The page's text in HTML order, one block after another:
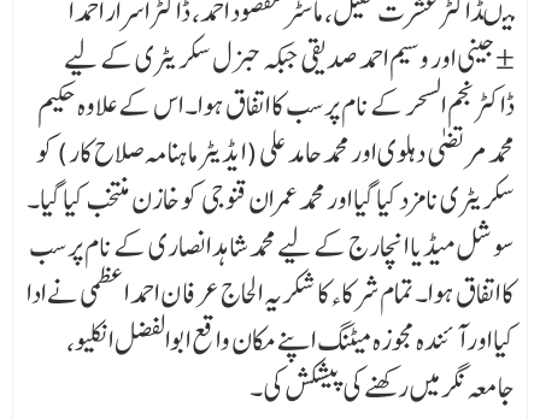
میںڈاکٹر عشرت کفیل، ماسٹر مقصود احمد، ڈاکٹر اسرار احمد ا
±جینی اور وسیم احمد صدیقی جبکہ جنرل سکر یٹری کے لیے
ڈاکٹر نجم السحر کے نام پر سب کا اتفاق ہوا۔ اس کے علاوہ حکیم
محمد مرتضیٰ دہلوی اور محمد حامد علی (ایڈیٹر ماہنامہ صلاح کار) کو
سکریٹری نامزد کیا گیا اور محمد عمران قنوجی کو خازن منتخب کیا گیا۔
سو شل میڈیا انچارج کے لیے محمد شاہد انصاری کے نام پر سب
کا اتفاق ہوا۔ تمام شرکاءکا شکریہ الحاج عرفا ن احمد اعظمی نے ادا
کیا اور آئندہ مجوزہ میٹنگ اپنے مکان واقع ابوالفضل انکلیو،
جامعہ نگرمیں رکھنے کی پیشکش کی۔